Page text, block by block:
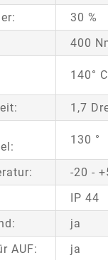
30 %
400
140° C
1,7
130 °
-20 -
IP 44
ja
AUF:
ja